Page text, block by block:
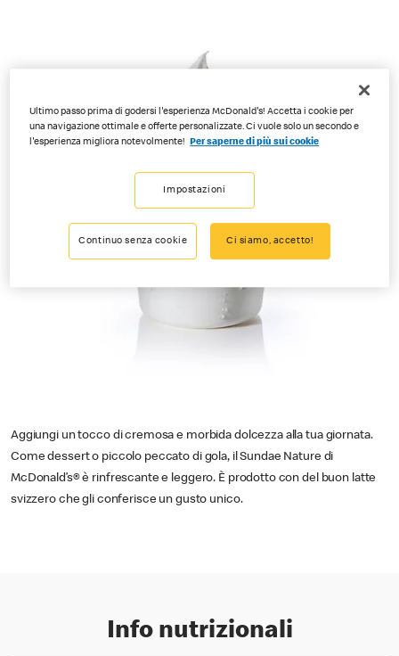
Aggiungi un tocco di cremosa e morbida dolcezza alla tua giornata.
Come dessert o piccolo peccato di gola, il Sundae Nature di
McDonald’s® è rinfrescante e leggero. È prodotto con del buon latte
svizzero che gli conferisce un gusto unico.
Info nutrizionali
Ultimo passo prima di godersi l'esperienza McDonald's! Accetta i cookie per
una navigazione ottimale e offerte personalizzate. Ci vuole solo un secondo e
l'esperienza migliora notevolmente!
Per saperne di più sui cookie
Impostazioni
Continuo senza cookie Ci siamo, accetto!